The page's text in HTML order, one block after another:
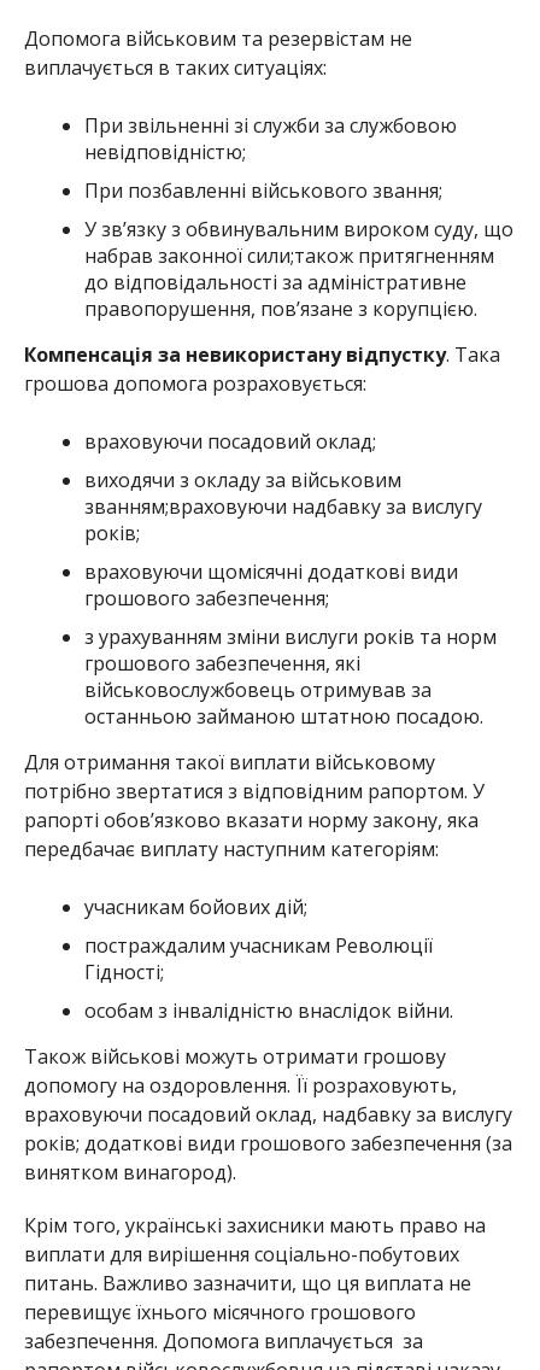
Допомога військовим та резервістам не
виплачується в таких ситуаціях:
При звільненні зі служби за службовою
невідповідністю;
При позбавленні військового звання;
У зв’язку з обвинувальним вироком суду, що
набрав законної сили;також притягненням
до відповідальності за адміністративне
правопорушення, пов’язане з корупцією.
Компенсація за невикористану відпустку. Така
грошова допомога розраховується:
враховуючи посадовий оклад;
виходячи з окладу за військовим
званням;враховуючи надбавку за вислугу
років;
враховуючи щомісячні додаткові види
грошового забезпечення;
з урахуванням зміни вислуги років та норм
грошового забезпечення, які
військовослужбовець отримував за
останньою займаною штатною посадою.
Для отримання такої виплати військовому
потрібно звертатися з відповідним рапортом. У
рапорті обов’язково вказати норму закону, яка
передбачає виплату наступним категоріям:
учасникам бойових дій;
постраждалим учасникам Революції
Гідності;
особам з інвалідністю внаслідок війни.
Також військові можуть отримати грошову
допомогу на оздоровлення. Її розраховують,
враховуючи посадовий оклад, надбавку за вислугу
років; додаткові види грошового забезпечення (за
винятком винагород).
Крім того, українські захисники мають право на
виплати для вирішення соціально-побутових
питань. Важливо зазначити, що ця виплата не
перевищує їхнього місячного грошового
забезпечення. Допомога виплачується за